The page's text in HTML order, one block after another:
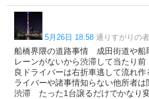
5月26日 18:58 通りすがりの者
船橋界隈の道路事情 成田街道や船
レーンがないから渋滞して当たり
良ドライバーは右折車逃して流れ
ライバーや諸事情知らない他所者
渋滞 たった1台譲るだけでかなり